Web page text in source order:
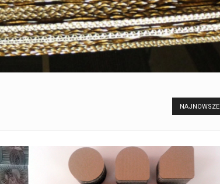
NAJNOWSZE